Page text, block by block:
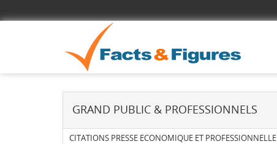
GRAND PUBLIC & PROFESSIONNELS
CITATIONS PRESSE ECONOMIQUE ET PROFESSIONNELLE